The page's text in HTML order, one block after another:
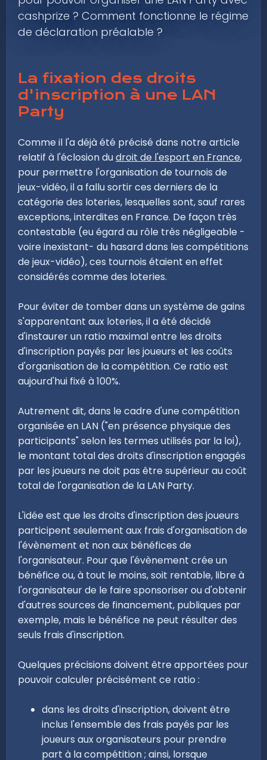
cashprize ? Comment fonctionne le régime
de déclaration préalable ?
La fixation des droits
d'inscription à une LAN
Party
Comme il l'a déjà été précisé dans notre article
relatif à l'éclosion dudroit de l'esport en France,
pour permettre l'organisation de tournois de
jeux-vidéo, il a fallu sortir ces derniers de la
catégorie des loteries, lesquelles sont, sauf rares
exceptions, interdites en France. De façon très
contestable (eu égard au rôle très négligeable -
voire inexistant- du hasard dans les compétitions
de jeux-vidéo), ces tournois étaient en effet
considérés comme des loteries.
Pour éviter de tomber dans un système de gains
s'apparentant aux loteries, il a été décidé
d'instaurer un ratio maximal entre les droits
d'inscription payés par les joueurs et les coûts
d'organisation de la compétition. Ce ratio est
aujourd'hui fixé à 100%.
Autrement dit, dans le cadre d'une compétition
organisée en LAN ("en présence physique des
participants" selon les termes utilisés par la loi),
le montant total des droits d'inscription engagés
par les joueurs ne doit pas être supérieur au coût
total de l'organisation de la LAN Party.
L'idée est que les droits d'inscription des joueurs
participent seulement aux frais d'organisation de
l'évènement et non aux bénéfices de
l'organisateur. Pour que l'évènement crée un
bénéfice ou, à tout le moins, soit rentable, libre à
l'organisateur de le faire sponsoriser ou d'obtenir
d'autres sources de financement, publiques par
exemple, mais le bénéfice ne peut résulter des
seuls frais d'inscription.
Quelques précisions doivent être apportées pour
pouvoir calculer précisément ce ratio :
dans les droits d'inscription, doivent être
inclus l'ensemble des frais payés par les
joueurs aux organisateurs pour prendre
part à la compétition ; ainsi, lorsque